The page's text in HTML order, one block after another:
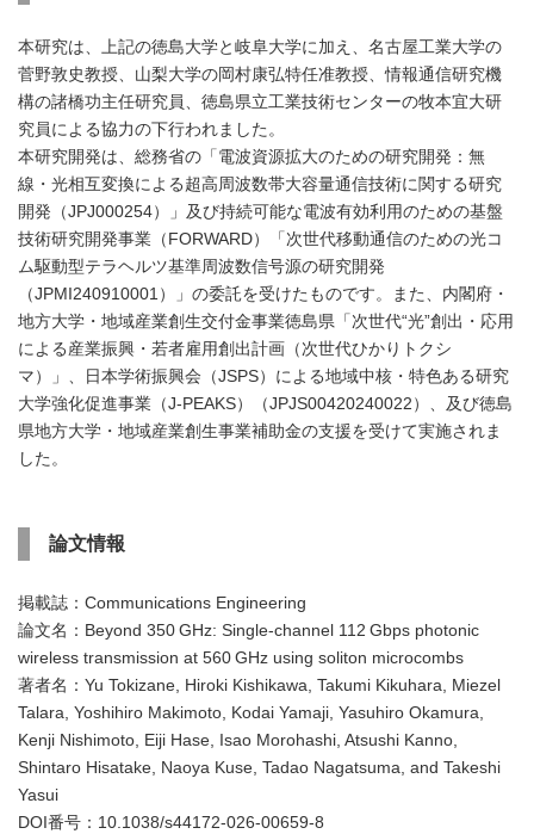
本研究は、上記の徳島大学と岐阜大学に加え、名古屋工業大学の
菅野敦史教授、山梨大学の岡村康弘特任准教授、情報通信研究機
構の諸橋功主任研究員、徳島県立工業技術センターの牧本宜大研
究員による協力の下行われました。
本研究開発は、総務省の「電波資源拡大のための研究開発：無
線・光相互変換による超高周波数帯大容量通信技術に関する研究
開発（JPJ000254）」及び持続可能な電波有効利用のための基盤
技術研究開発事業（FORWARD）「次世代移動通信のための光コ
ム駆動型テラヘルツ基準周波数信号源の研究開発
（JPMI240910001）」の委託を受けたものです。また、内閣府・
地方大学・地域産業創生交付金事業徳島県「次世代“光”創出・応用
による産業振興・若者雇用創出計画（次世代ひかりトクシ
マ）」、日本学術振興会（JSPS）による地域中核・特色ある研究
大学強化促進事業（J-PEAKS）（JPJS00420240022）、及び徳島
県地方大学・地域産業創生事業補助金の支援を受けて実施されま
した。
論文情報
掲載誌：Communications Engineering
論文名：Beyond 350 GHz: Single-channel 112 Gbps photonic
wireless transmission at 560 GHz using soliton microcombs
著者名：Yu Tokizane, Hiroki Kishikawa, Takumi Kikuhara, Miezel
Talara, Yoshihiro Makimoto, Kodai Yamaji, Yasuhiro Okamura,
Kenji Nishimoto, Eiji Hase, Isao Morohashi, Atsushi Kanno,
Shintaro Hisatake, Naoya Kuse, Tadao Nagatsuma, and Takeshi
Yasui
DOI番号：10.1038/s44172-026-00659-8